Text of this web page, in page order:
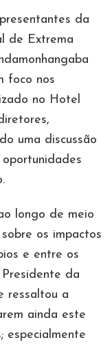
da
de Extrema
foco nos
no Hotel
uma discussão
longo de meio
os impactos
e entre os
da
ressaltou a
ainda este
especialmente